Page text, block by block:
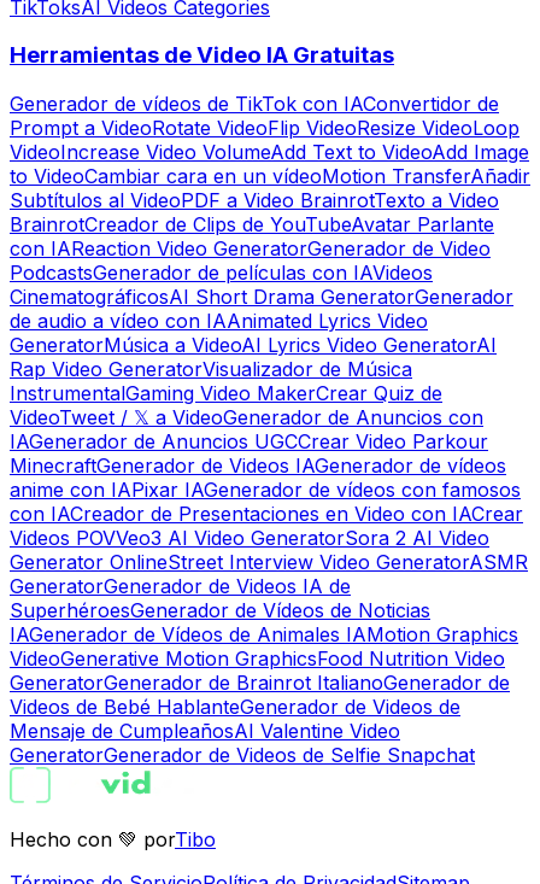
TikToksAI Videos Categories
Herramientas de Video IA Gratuitas
Generador de vídeos de TikTok con IAConvertidor de
Prompt a VideoRotate VideoFlip VideoResize VideoLoop
VideoIncrease Video VolumeAdd Text to VideoAdd Image
to VideoCambiar cara en un vídeoMotion TransferAñadir
Subtítulos al VideoPDF a Video BrainrotTexto a Video
BrainrotCreador de Clips de YouTubeAvatar Parlante
con IAReaction Video GeneratorGenerador de Video
PodcastsGenerador de películas con IAVideos
CinematográficosAI Short Drama GeneratorGenerador
de audio a vídeo con IAAnimated Lyrics Video
GeneratorMúsica a VideoAI Lyrics Video GeneratorAI
Rap Video GeneratorVisualizador de Música
InstrumentalGaming Video MakerCrear Quiz de
VideoTweet / 𝕏 a VideoGenerador de Anuncios con
IAGenerador de Anuncios UGCCrear Video Parkour
MinecraftGenerador de Videos IAGenerador de vídeos
anime con IAPixar IAGenerador de vídeos con famosos
con IACreador de Presentaciones en Video con IACrear
Videos POVVeo3 AI Video GeneratorSora 2 AI Video
Generator OnlineStreet Interview Video GeneratorASMR
GeneratorGenerador de Videos IA de
SuperhéroesGenerador de Vídeos de Noticias
IAGenerador de Vídeos de Animales IAMotion Graphics
VideoGenerative Motion GraphicsFood Nutrition Video
GeneratorGenerador de Brainrot ItalianoGenerador de
Videos de Bebé HablanteGenerador de Videos de
Mensaje de CumpleañosAI Valentine Video
GeneratorGenerador de Videos de Selfie Snapchat
Hecho con 💚 porTibo